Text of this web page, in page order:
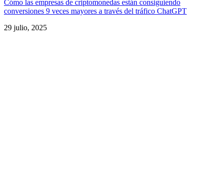
Cómo las empresas de criptomonedas están consiguiendo
conversiones 9 veces mayores a través del tráfico ChatGPT
29 julio, 2025